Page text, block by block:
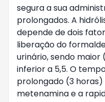
segura a sua
prolongados. A
depende de dois
liberação do
urinário, sendo maior
inferior a 5,5. O
prolongado (3
metenamina e a